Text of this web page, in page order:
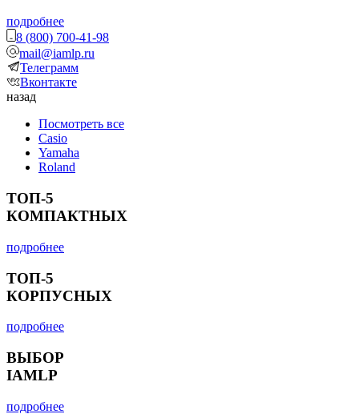
подробнее
8 (800) 700-41-98
mail@iamlp.ru
Телеграмм
Вконтакте
назад
Посмотреть все
Casio
Yamaha
Roland
ТОП-5
КОМПАКТНЫХ
подробнее
ТОП-5
КОРПУСНЫХ
подробнее
ВЫБОР
IAMLP
подробнее